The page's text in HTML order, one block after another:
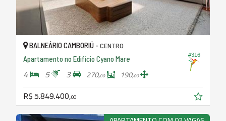
#316
BALNEÁRIO CAMBORIÚ - CENTRO
Apartamento no Edifício Cyano Mare
4 5 3 270,00 190,00
R$ 5.849.400,00